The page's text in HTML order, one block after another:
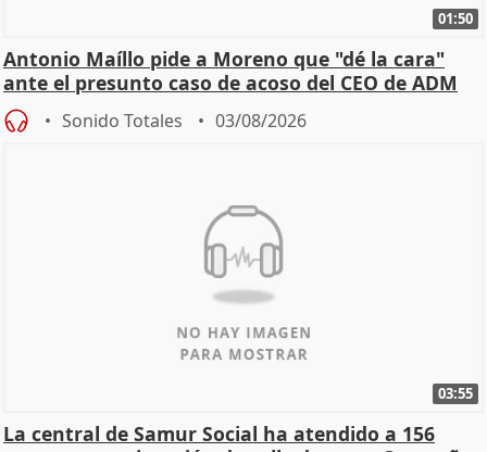
01:50
Antonio Maíllo pide a Moreno que "dé la cara"
ante el presunto caso de acoso del CEO de ADM
Sonido Totales 03/08/2026
03:55
La central de Samur Social ha atendido a 156